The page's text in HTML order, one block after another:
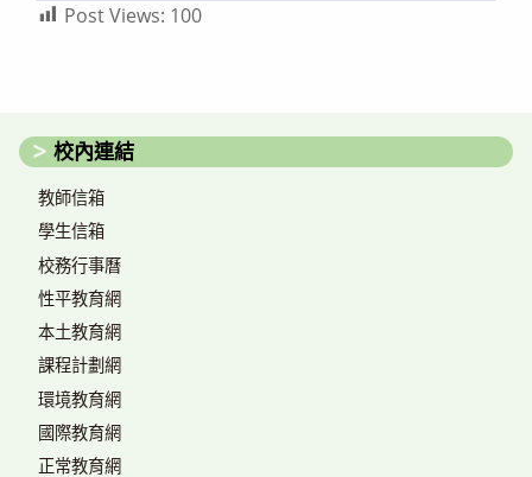
Post Views: 100
校內連結
教師信箱
學生信箱
校務行事曆
性平教育網
本土教育網
課程計劃網
環境教育網
國際教育網
正常教育網